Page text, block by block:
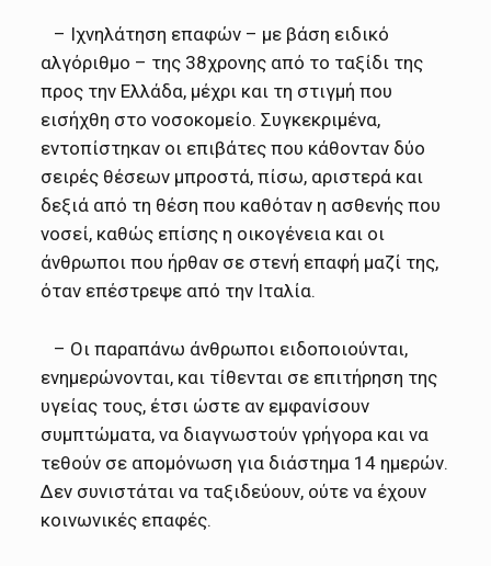
– Ιχνηλάτηση επαφών – με βάση ειδικό
αλγόριθμο – της 38χρονης από το ταξίδι της
προς την Ελλάδα, μέχρι και τη στιγμή που
εισήχθη στο νοσοκομείο. Συγκεκριμένα,
εντοπίστηκαν οι επιβάτες που κάθονταν δύο
σειρές θέσεων μπροστά, πίσω, αριστερά και
δεξιά από τη θέση που καθόταν η ασθενής που
νοσεί, καθώς επίσης η οικογένεια και οι
άνθρωποι που ήρθαν σε στενή επαφή μαζί της,
όταν επέστρεψε από την Ιταλία.
– Οι παραπάνω άνθρωποι ειδοποιούνται,
ενημερώνονται, και τίθενται σε επιτήρηση της
υγείας τους, έτσι ώστε αν εμφανίσουν
συμπτώματα, να διαγνωστούν γρήγορα και να
τεθούν σε απομόνωση για διάστημα 14 ημερών.
Δεν συνιστάται να ταξιδεύουν, ούτε να έχουν
κοινωνικές επαφές.